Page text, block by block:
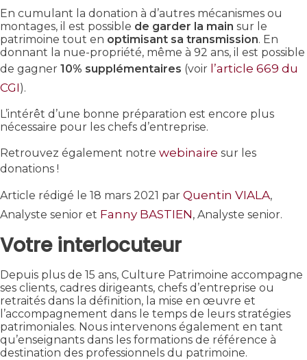
En cumulant la donation à d’autres mécanismes ou
montages, il est possible de garder la main sur le
patrimoine tout en optimisant sa transmission. En
donnant la nue-propriété, même à 92 ans, il est possible
de gagner 10% supplémentaires (voir l’article 669 du
CGI).
L’intérêt d’une bonne préparation est encore plus
nécessaire pour les chefs d’entreprise.
Retrouvez également notre webinaire sur les
donations !
Article rédigé le 18 mars 2021 par Quentin VIALA,
Analyste senior et Fanny BASTIEN, Analyste senior.
Votre interlocuteur
Depuis plus de 15 ans, Culture Patrimoine accompagne
ses clients, cadres dirigeants, chefs d’entreprise ou
retraités dans la définition, la mise en œuvre et
l’accompagnement dans le temps de leurs stratégies
patrimoniales. Nous intervenons également en tant
qu’enseignants dans les formations de référence à
destination des professionnels du patrimoine.